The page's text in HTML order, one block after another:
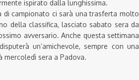
ispirato dalla lunghissima.
campionato ci sarà una trasferta molto
della classifica, lasciato sabato sera da
avversario. Anche questa settimana
un’amichevole, sempre con una
mercoledì sera a Padova.